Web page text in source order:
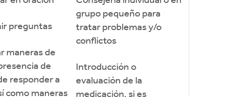
preguntas
maneras de
de
responder a
como maneras
grupo pequeño para
tratar problemas y/o
conflictos
Introducción o
evaluación de la
medicación, si es